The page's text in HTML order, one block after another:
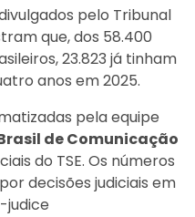
pelo Tribunal
que, dos 58.400
23.823 já tinham
anos em 2025.
pela equipe
de Comunicação
do TSE. Os números
decisões judiciais em
judice